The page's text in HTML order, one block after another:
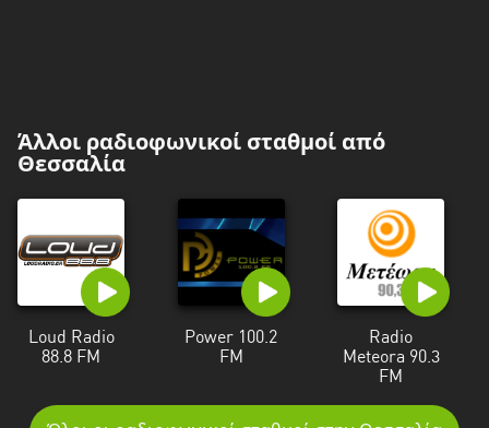
Άλλοι ραδιοφωνικοί σταθμοί από
Θεσσαλία
Loud Radio
88.8 FM
Power 100.2
FM
Radio
Meteora 90.3
FM